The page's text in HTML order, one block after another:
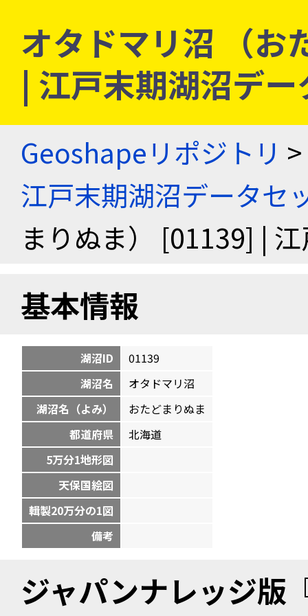
オタドマリ沼 （
| 江戸末期湖沼デ
Geoshapeリポジトリ >
江戸末期湖沼データセ
まりぬま） [01139] |
基本情報
湖沼ID
01139
湖沼名
オタドマリ沼
湖沼名（よみ）
おたどまりぬま
都道府県
北海道
5万分1地形図
天保国絵図
輯製20万分の1図
備考
ジャパンナレッジ版